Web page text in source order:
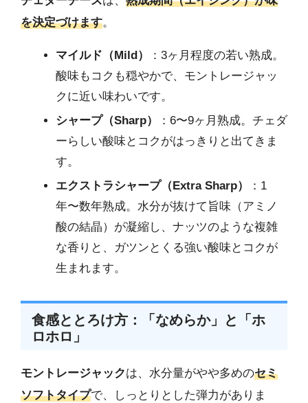
を決定づけます。
マイルド（Mild）
：3ヶ月程度の若い熟成。
酸味もコクも穏やかで、モントレージャッ
クに近い味わいです。
シャープ（Sharp）
：6〜9ヶ月熟成。チェダ
ーらしい酸味とコクがはっきりと出てきま
す。
エクストラシャープ（Extra Sharp）
：1
年〜数年熟成。水分が抜けて旨味（アミノ
酸の結晶）が凝縮し、ナッツのような複雑
な香りと、ガツンとくる強い酸味とコクが
生まれます。
食感ととろけ方：「なめらか」と「ホ
ロホロ」
モントレージャックは、水分量がやや多めのセミ
ソフトタイプで、しっとりとした弾力がありま